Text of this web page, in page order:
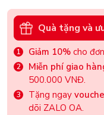
Quà tặng và
Giảm 10% cho
Miễn phí giao
500.000 VNĐ.
Tặng ngay
dõi ZALO OA.